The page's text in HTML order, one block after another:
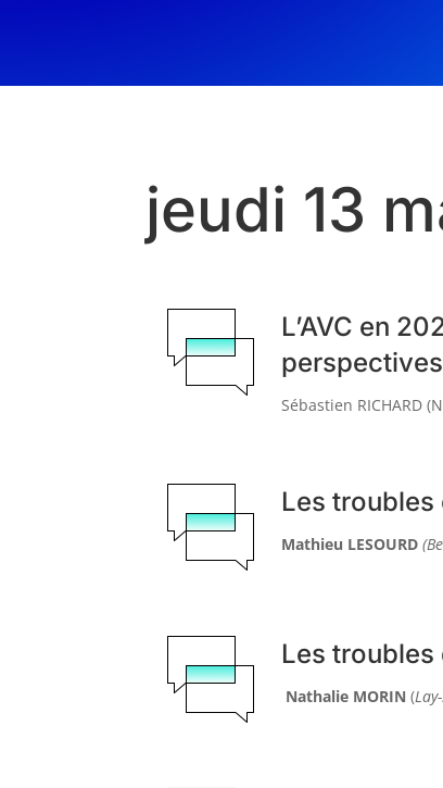
jeudi 13
L’AVC en
Sébastien RICHARD
Les
Mathieu LESOURD
Les troubles
Nathalie MORIN(